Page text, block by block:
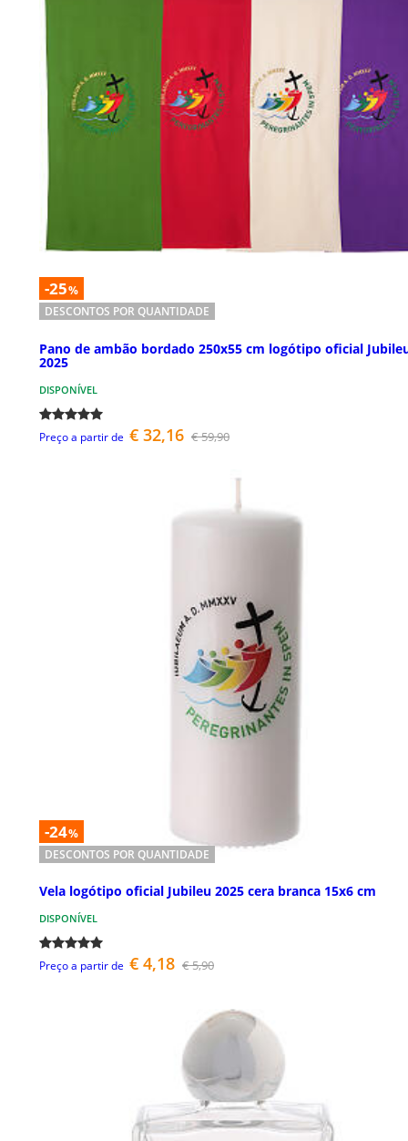
-25%
DESCONTOS POR QUANTIDADE
Pano de ambão bordado 250x55 cm logótipo oficial
2025
DISPONÍVEL
Preço a partir de € 32,16 € 59,90
-24%
DESCONTOS POR QUANTIDADE
Vela logótipo oficial Jubileu 2025 cera branca 15x6 cm
DISPONÍVEL
Preço a partir de € 4,18 € 5,90